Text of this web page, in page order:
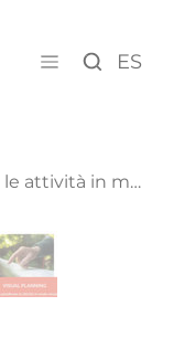
ES
Visual planning : come pianificare le attività in modo visual ogni giorno